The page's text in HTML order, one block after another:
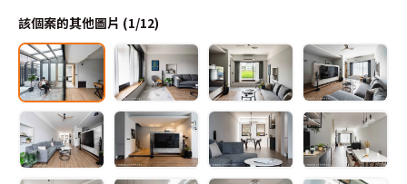
該個案的其他圖片 (1/12)